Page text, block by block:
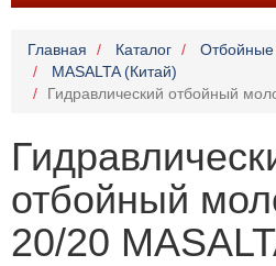
Главная Каталог
Отбойные
MASALTA (Китай)
Гидравлический отбойный
отбойный
20/20